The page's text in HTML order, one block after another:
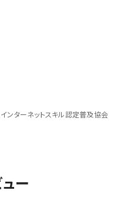
ターネットスキル認定普及協会
ワーク構築、サーバー運用、情報
担当している。
ー